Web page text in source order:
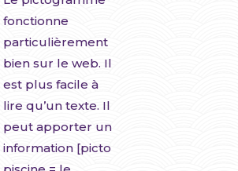
fonctionne
particulièrement
bien sur le web. Il
est plus facile à
lire qu’un texte. Il
peut apporter un
information [picto